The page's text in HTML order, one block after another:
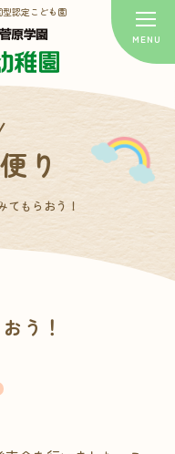
認定こども園
り
てもらおう！
う！